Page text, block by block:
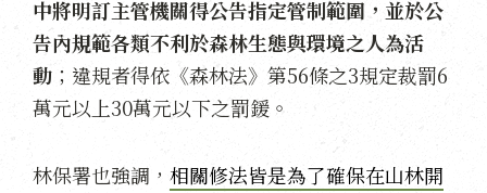
中將明訂主管機關得公告指定管制範圍，並於公
告內規範各類不利於森林生態與環境之人為活
動 ；違規者得依《森林法》第56條之3規定裁罰6
萬元以上30萬元以下之罰鍰。
林保署也強調， 相關修法皆是為了確保在山林開